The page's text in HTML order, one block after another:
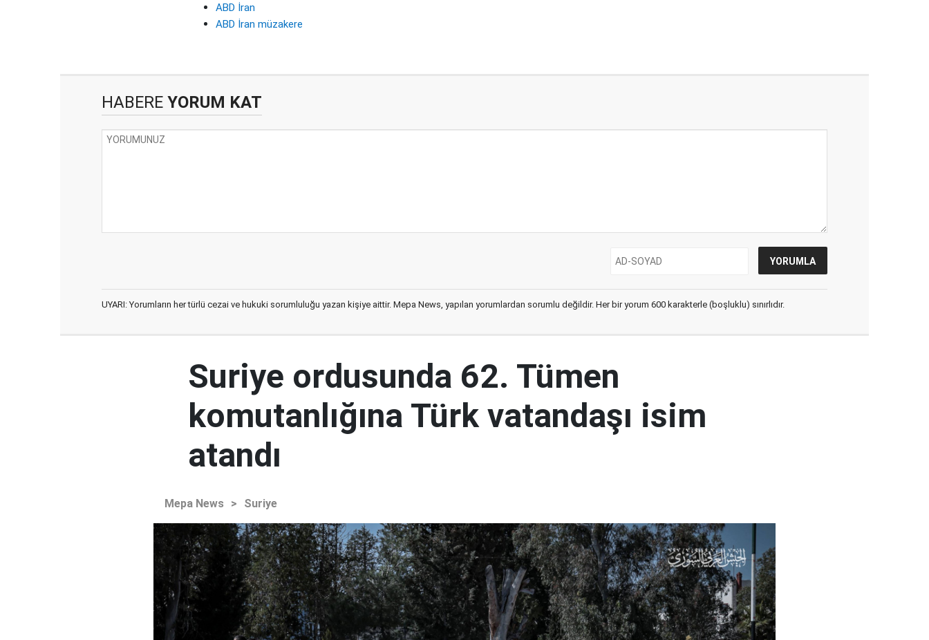
ABD İran
ABD İran müzakere
HABERE YORUM KAT
UYARI: Yorumların her türlü cezai ve hukuki sorumluluğu yazan kişiye aittir. Mepa News, yapılan yorumlardan sorumlu değildir. Her bir yorum 600 karakterle (boşluklu) sınırlıdır.
Suriye ordusunda 62. Tümen
komutanlığına Türk vatandaşı isim
atandı
Mepa News > Suriye